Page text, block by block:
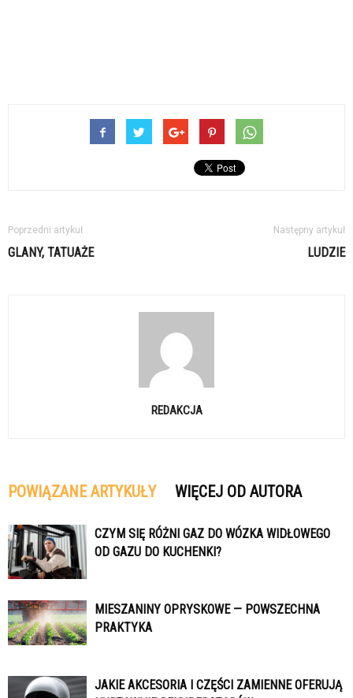
Poprzedni artykuł
GLANY, TATUAŻE
Następny artykuł
LUDZIE
REDAKCJA
POWIĄZANE ARTYKUŁY WIĘCEJ OD AUTORA
CZYM SIĘ RÓŻNI GAZ DO WÓZKA WIDŁOWEGO
OD GAZU DO KUCHENKI?
MIESZANINY OPRYSKOWE — POWSZECHNA
PRAKTYKA
JAKIE AKCESORIA I CZĘŚCI ZAMIENNE OFERUJĄ